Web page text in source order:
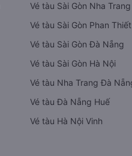
Vé tàu Sài Gòn Nha Trang
Vé tàu Sài Gòn Phan Thiết
Vé tàu Sài Gòn Đà Nẵng
Vé tàu Sài Gòn Hà Nội
Vé tàu Nha Trang Đà
Vé tàu Đà Nẵng Huế
Vé tàu Hà Nội Vinh